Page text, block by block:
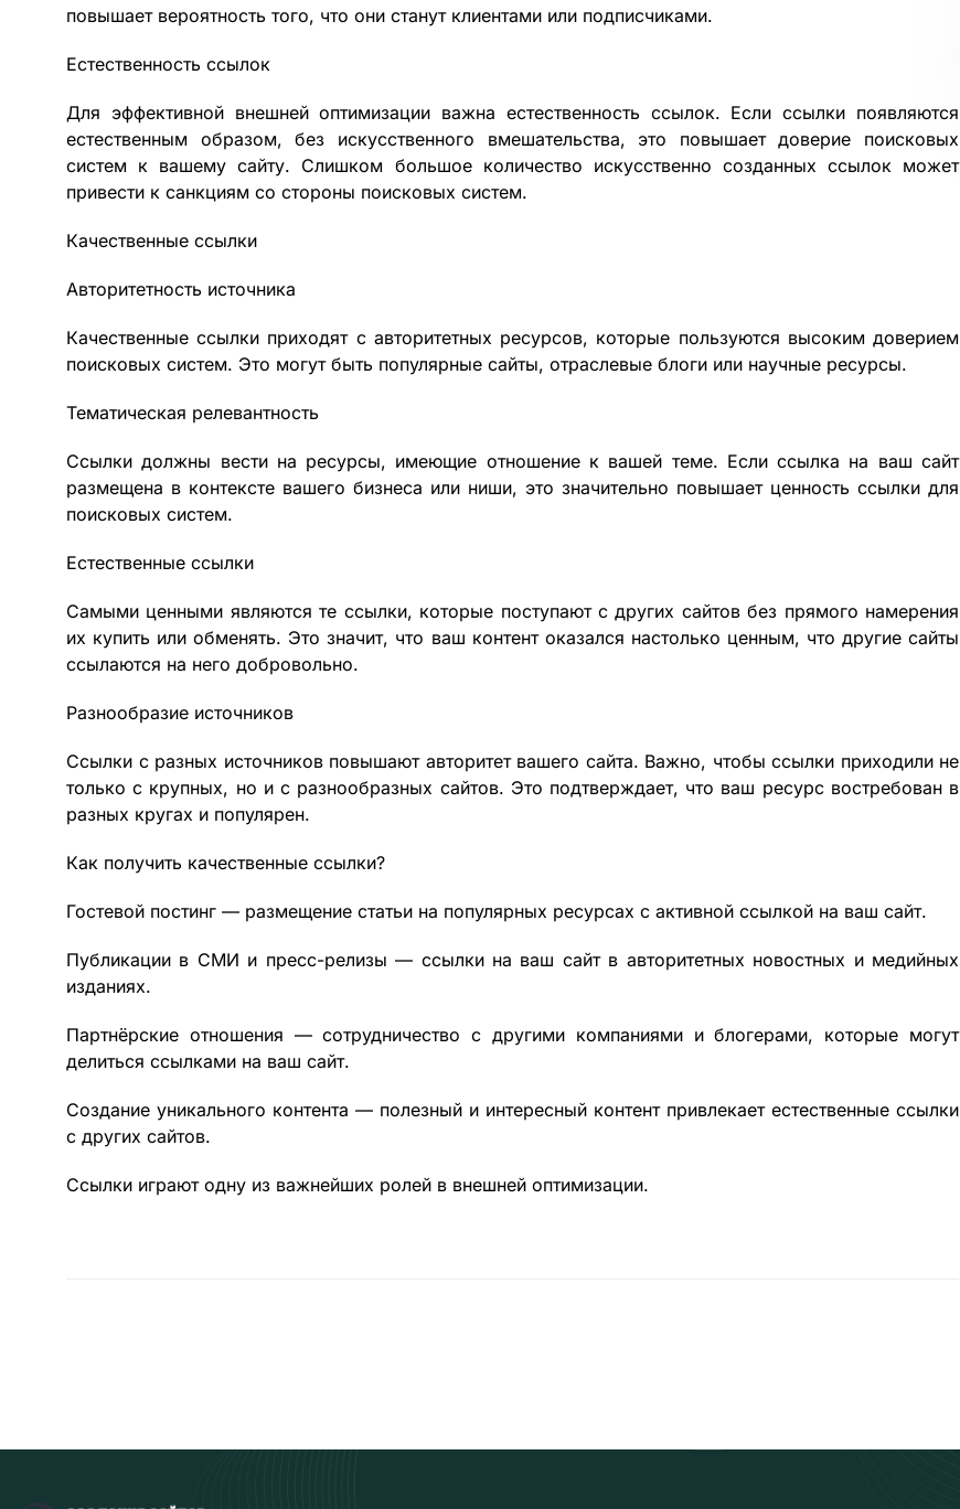
повышает вероятность того, что они станут клиентами или подписчиками.
Естественность ссылок
Для эффективной внешней оптимизации важна естественность ссылок. Если ссылки появляются
естественным образом, без искусственного вмешательства, это повышает доверие поисковых
систем к вашему сайту. Слишком большое количество искусственно созданных ссылок может
привести к санкциям со стороны поисковых систем.
Качественные ссылки
Авторитетность источника
Качественные ссылки приходят с авторитетных ресурсов, которые пользуются высоким доверием
поисковых систем. Это могут быть популярные сайты, отраслевые блоги или научные ресурсы.
Тематическая релевантность
Ссылки должны вести на ресурсы, имеющие отношение к вашей теме. Если ссылка на ваш сайт
размещена в контексте вашего бизнеса или ниши, это значительно повышает ценность ссылки для
поисковых систем.
Естественные ссылки
Самыми ценными являются те ссылки, которые поступают с других сайтов без прямого намерения
их купить или обменять. Это значит, что ваш контент оказался настолько ценным, что другие сайты
ссылаются на него добровольно.
Разнообразие источников
Ссылки с разных источников повышают авторитет вашего сайта. Важно, чтобы ссылки приходили не
только с крупных, но и с разнообразных сайтов. Это подтверждает, что ваш ресурс востребован в
разных кругах и популярен.
Как получить качественные ссылки?
Гостевой постинг — размещение статьи на популярных ресурсах с активной ссылкой на ваш сайт.
Публикации в СМИ и пресс-релизы — ссылки на ваш сайт в авторитетных новостных и медийных
изданиях.
Партнёрские отношения — сотрудничество с другими компаниями и блогерами, которые могут
делиться ссылками на ваш сайт.
Создание уникального контента — полезный и интересный контент привлекает естественные ссылки
с других сайтов.
Ссылки играют одну из важнейших ролей в внешней оптимизации.